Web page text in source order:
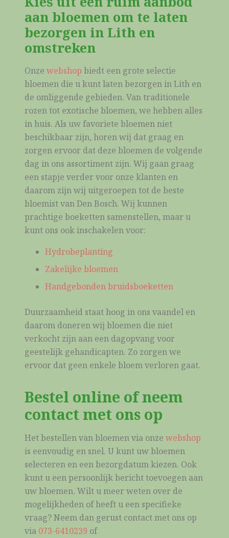
aan bloemen om te laten
bezorgen in Lith en
omstreken
Onze webshop biedt een grote selectie
bloemen die u kunt laten bezorgen in Lith en
de omliggende gebieden. Van traditionele
rozen tot exotische bloemen, we hebben alles
in huis. Als uw favoriete bloemen niet
beschikbaar zijn, horen wij dat graag en
zorgen ervoor dat deze bloemen de volgende
dag in ons assortiment zijn. Wij gaan graag
een stapje verder voor onze klanten en
daarom zijn wij uitgeroepen tot de beste
bloemist van Den Bosch. Wij kunnen
prachtige boeketten samenstellen, maar u
kunt ons ook inschakelen voor:
Hydrobeplanting
Zakelijke bloemen
Handgebonden bruidsboeketten
Duurzaamheid staat hoog in ons vaandel en
daarom doneren wij bloemen die niet
verkocht zijn aan een dagopvang voor
geestelijk gehandicapten. Zo zorgen we
ervoor dat geen enkele bloem verloren gaat.
Bestel online of neem
contact met ons op
Het bestellen van bloemen via onze webshop
is eenvoudig en snel. U kunt uw bloemen
selecteren en een bezorgdatum kiezen. Ook
kunt u een persoonlijk bericht toevoegen aan
uw bloemen. Wilt u meer weten over de
mogelijkheden of heeft u een specifieke
vraag? Neem dan gerust contact met ons op
via 073-6410239 of